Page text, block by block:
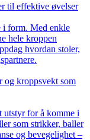
til effektive øvelser
i form. Med enkle
hele kroppen
hvordan stoler,
og kroppsvekt som
utstyr for å komme i
som strikker, baller
og bevegelighet –